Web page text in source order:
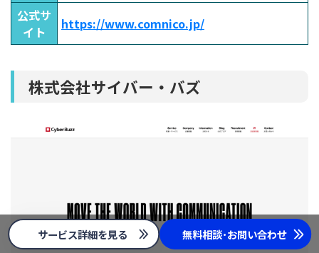
公式サ
イト
https://www.comnico.jp/
株式会社サイバー・バズ
サービス詳細を見る 無料相談･お問い合わせ